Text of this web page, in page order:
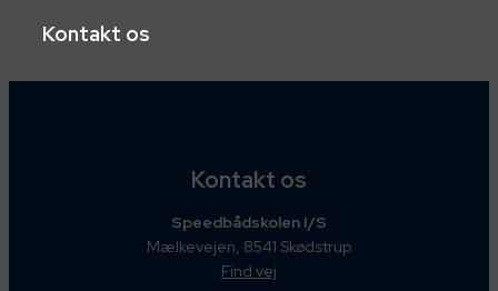
Kontakt os
Kontakt os
Speedbådskolen I/S
Mælkevejen, 8541 Skødstrup
Find vej